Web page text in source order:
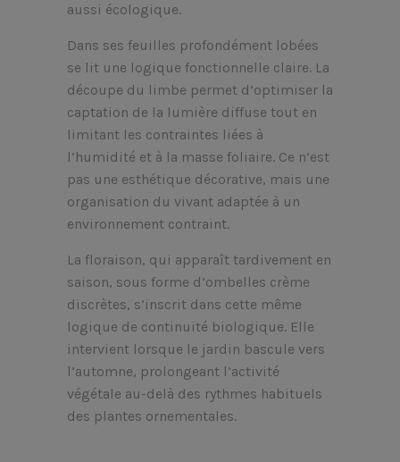
aussi écologique.
Dans ses feuilles profondément lobées
se lit une logique fonctionnelle claire. La
découpe du limbe permet d’optimiser la
captation de la lumière diffuse tout en
limitant les contraintes liées à
l’humidité et à la masse foliaire. Ce n’est
pas une esthétique décorative, mais une
organisation du vivant adaptée à un
environnement contraint.
La floraison, qui apparaît tardivement en
saison, sous forme d’ombelles crème
discrètes, s’inscrit dans cette même
logique de continuité biologique. Elle
intervient lorsque le jardin bascule vers
l’automne, prolongeant l’activité
végétale au-delà des rythmes habituels
des plantes ornementales.